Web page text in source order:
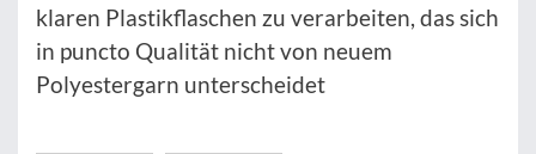
klaren Plastikflaschen zu verarbeiten, das sich
in puncto Qualität nicht von neuem
Polyestergarn unterscheidet